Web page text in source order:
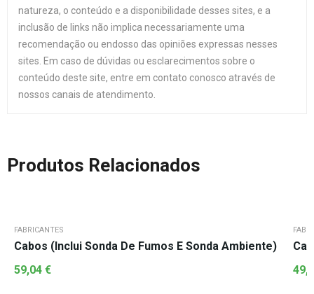
natureza, o conteúdo e a disponibilidade desses sites, e a
inclusão de links não implica necessariamente uma
recomendação ou endosso das opiniões expressas nesses
sites. Em caso de dúvidas ou esclarecimentos sobre o
conteúdo deste site, entre em contato conosco através de
nossos canais de atendimento.
Produtos Relacionados
FABRICANTES
Cabos (Inclui Sonda De Fumos E Sonda Ambiente)
59,04 €